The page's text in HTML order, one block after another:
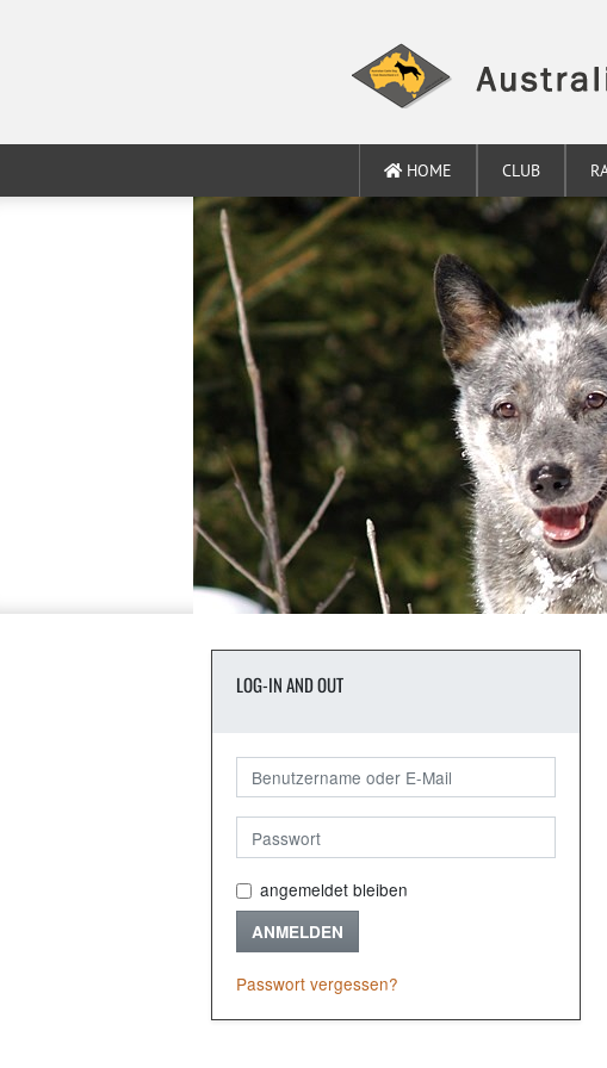
HOME CLUB
LOG-IN AND OUT
angemeldet bleiben
ANMELDEN
Passwort vergessen?